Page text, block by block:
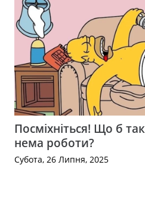
Посміхніться! Що б
нема роботи?
Субота, 26 Липня, 2025